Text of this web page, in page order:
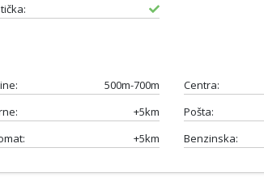
500m-700m Centra:
+5km Pošta:
+5km Benzinska: